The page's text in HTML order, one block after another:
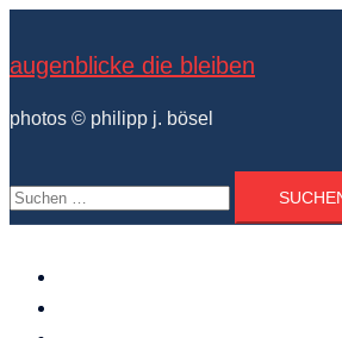
springen
augenblicke die bleiben
photos © philipp j. bösel
Suchen
nach: